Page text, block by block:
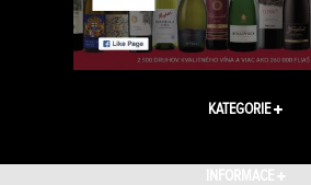
KATEGORIE
INFORMACE